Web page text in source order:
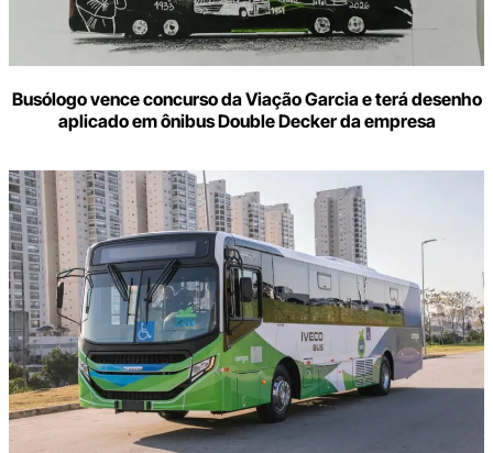
Busólogo vence concurso da Viação Garcia e terá desenho
aplicado em ônibus Double Decker da empresa